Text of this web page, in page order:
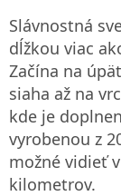
Slávnostná
dĺžkou viac
Začína na
siaha až na
kde je
vyrobenou z
možné vidieť
kilometrov.